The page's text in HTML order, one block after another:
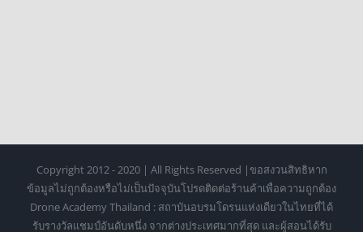
Copyright 2012 - 2020 | All Rights Reserved |ขอสงวนสิทธิหาก
ข้อมูลไม่ถูกต้องหรือไม่เป็นปัจจุบันโปรดติดต่อร้านค้าเพื่อความถูกต้อง
Drone Academy Thailand : สถาบันอบรมโดรนแห่งเดียวในไทยที่ได้
รับรางวัลแชมป์อันดับหนึ่ง จากต่างประเทศมากที่สุด และผู้สอนได้รับ